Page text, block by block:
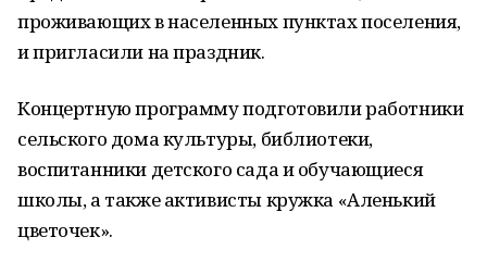
проживающих в населенных пунктах поселения,
и пригласили на праздник.
Концертную программу подготовили работники
сельского дома культуры, библиотеки,
воспитанники детского сада и обучающиеся
школы, а также активисты кружка «Аленький
цветочек».